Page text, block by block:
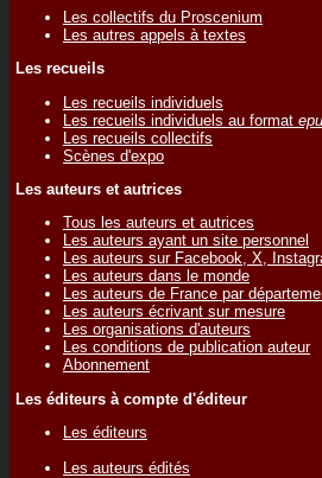
Les collectifs du Proscenium
Les autres appels à textes
Les recueils
Les recueils individuels
Les recueils individuels au format
Les recueils collectifs
Scènes d'expo
Les auteurs et autrices
Tous les auteurs et autrices
Les auteurs ayant un site personnel
Les auteurs sur Facebook, X,
Les auteurs dans le monde
Les auteurs de France par
Les auteurs écrivant sur mesure
Les organisations d'auteurs
Les conditions de publication auteur
Abonnement
Les éditeurs à compte d'éditeur
Les éditeurs
Les auteurs édités